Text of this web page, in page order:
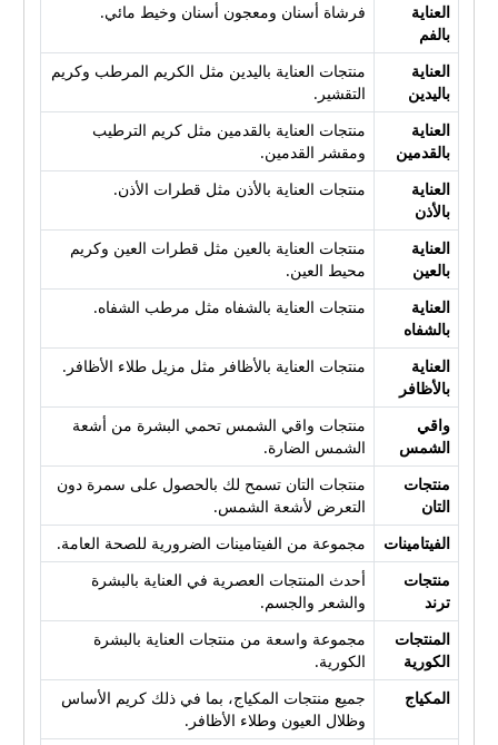
العناية
بالفم
فرشاة أسنان ومعجون أسنان وخيط مائي.
العناية
باليدين
منتجات العناية باليدين مثل الكريم المرطب وكريم
التقشير.
العناية
بالقدمين
منتجات العناية بالقدمين مثل كريم الترطيب
ومقشر القدمين.
العناية
بالأذن
منتجات العناية بالأذن مثل قطرات الأذن.
العناية
بالعين
منتجات العناية بالعين مثل قطرات العين وكريم
محيط العين.
العناية
بالشفاه
منتجات العناية بالشفاه مثل مرطب الشفاه.
العناية
بالأظافر
منتجات العناية بالأظافر مثل مزيل طلاء الأظافر.
واقي
الشمس
منتجات واقي الشمس تحمي البشرة من أشعة
الشمس الضارة.
منتجات
التان
منتجات التان تسمح لك بالحصول على سمرة دون
التعرض لأشعة الشمس.
الفيتامينات
مجموعة من الفيتامينات الضرورية للصحة العامة.
منتجات
ترند
أحدث المنتجات العصرية في العناية بالبشرة
والشعر والجسم.
المنتجات
الكورية
مجموعة واسعة من منتجات العناية بالبشرة
الكورية.
المكياج
جميع منتجات المكياج، بما في ذلك كريم الأساس
وظلال العيون وطلاء الأظافر.